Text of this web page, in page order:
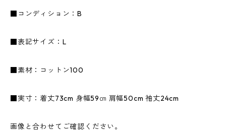
■コンディション：B
■表記サイズ：L
■素材：コットン100
■実寸：着丈73cm 身幅59㎝ 肩幅50cm 袖丈24cm
画像と合わせてご確認ください。